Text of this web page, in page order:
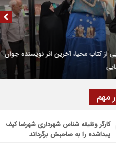
۹۱۰ تن قیر برای آسفالت جاده های کشاورزی
و دهاقان اختصاص یافت
مرکز هوش مصنوعی و کسب‌ و کار
شهرستان شهرضا افتتاح شد
روی اربعین، ادامه نهضت حسینی است
موکب بقیه الله الاعظم (عج) از شهرضا به
تومان تسهیلات اشتغالزایی به
کمیته امداد شهرضا پرداخت شد
مهم
کارگر وظیفه شناس شهرداری شهرضا کیف
پیداشده را به صاحبش برگرداند